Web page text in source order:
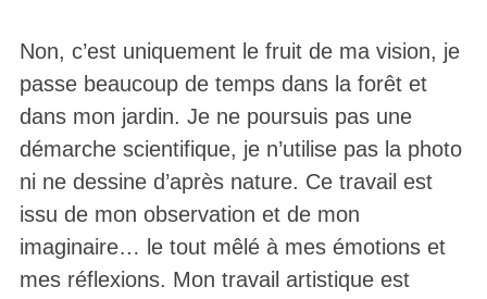
Non, c’est uniquement le fruit de ma vision, je
passe beaucoup de temps dans la forêt et
dans mon jardin. Je ne poursuis pas une
démarche scientifique, je n’utilise pas la photo
ni ne dessine d’après nature. Ce travail est
issu de mon observation et de mon
imaginaire… le tout mêlé à mes émotions et
mes réflexions. Mon travail artistique est